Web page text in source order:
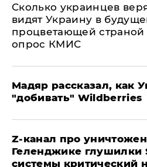
Сколько украинцев
видят Украину в
процветающей страной
опрос КМИС
Мадяр рассказал, как
"добивать" Wildberries
Z-канал про
Геленджике глушилки
системы критический